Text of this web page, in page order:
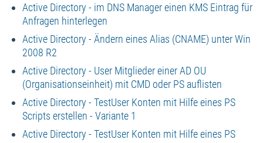
Active Directory - im DNS Manager einen KMS Eintrag für
Anfragen hinterlegen
Active Directory - Ändern eines Alias (CNAME) unter Win
2008 R2
Active Directory - User Mitglieder einer AD OU
(Organisationseinheit) mit CMD oder PS auflisten
Active Directory - TestUser Konten mit Hilfe eines PS
Scripts erstellen - Variante 1
Active Directory - TestUser Konten mit Hilfe eines PS